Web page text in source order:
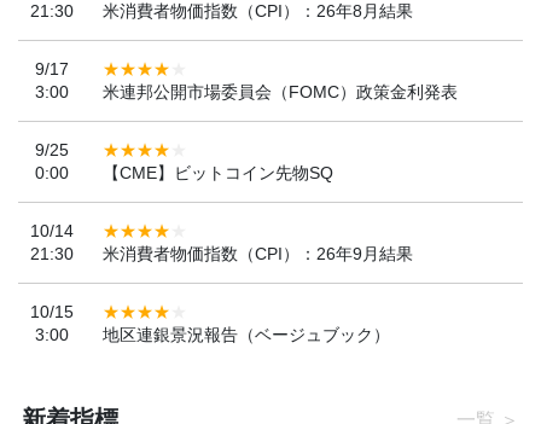
21:30
米消費者物価指数（CPI）：26年8月結果
9/17
3:00
米連邦公開市場委員会（FOMC）政策金利発表
9/25
0:00
【CME】ビットコイン先物SQ
10/14
21:30
米消費者物価指数（CPI）：26年9月結果
10/15
3:00
地区連銀景況報告（ベージュブック）